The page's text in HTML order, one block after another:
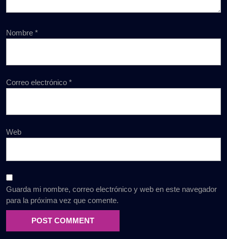
Nombre *
Correo electrónico *
Web
Guarda mi nombre, correo electrónico y web en este navegador
para la próxima vez que comente.